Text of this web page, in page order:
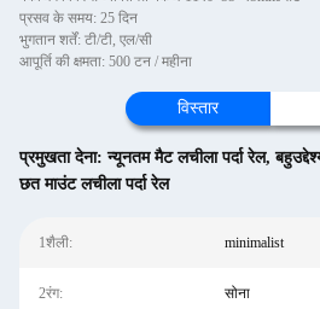
प्रसव के समय: 25 दिन
भुगतान शर्तें: टी/टी, एल/सी
आपूर्ति की क्षमता: 500 टन / महीना
विस्तार
प्रमुखता देना:न्यूनतम मैट लचीला पर्दा रेल,
छत माउंट लचीला पर्दा रेल
1शैली: minimalist
2रंग: सोना